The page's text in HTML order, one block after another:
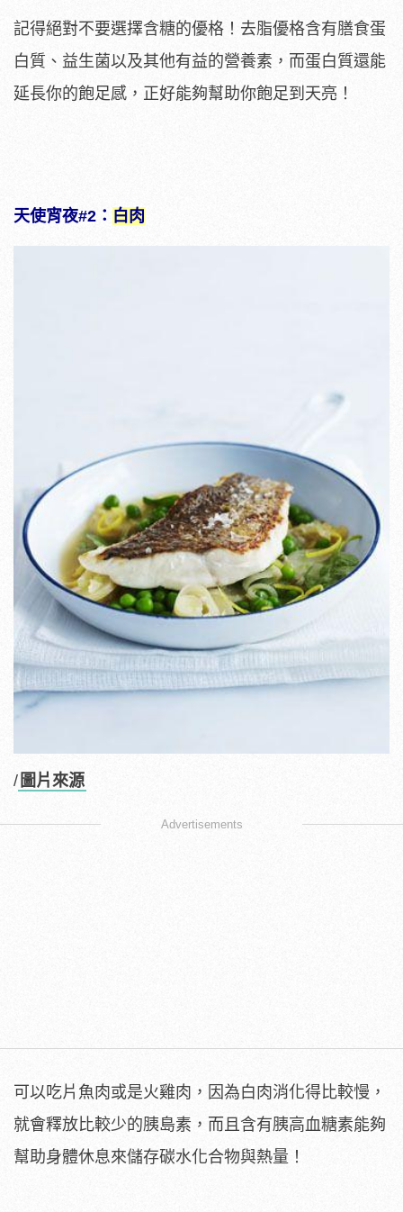
記得絕對不要選擇含糖的優格！去脂優格含有膳食蛋
白質、益生菌以及其他有益的營養素，而蛋白質還能
延長你的飽足感，正好能夠幫助你飽足到天亮！
天使宵夜#2： 白肉
/ 圖片來源
Advertisements
可以吃片魚肉或是火雞肉，因為白肉消化得比較慢，
就會釋放比較少的胰島素，而且含有胰高血糖素能夠
幫助身體休息來儲存碳水化合物與熱量！